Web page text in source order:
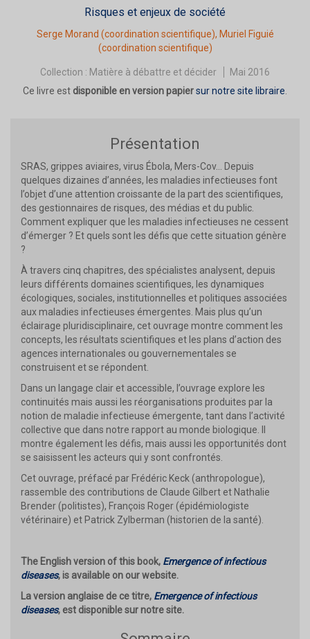
Risques et enjeux de société
Serge Morand (coordination scientifique), Muriel Figuié
(coordination scientifique)
Collection : Matière à débattre et décider
Mai 2016
Ce livre est disponible en version papiersur notre site libraire
Présentation
SRAS, grippes aviaires, virus Ébola, Mers-Cov... Depuis
quelques dizaines d’années, les maladies infectieuses font
l’objet d’une attention croissante de la part des scientifiques,
des gestionnaires de risques, des médias et du public.
Comment expliquer que les maladies infectieuses ne cessent
d’émerger ? Et quels sont les défis que cette situation génère
?
À travers cinq chapitres, des spécialistes analysent, depuis
leurs différents domaines scientifiques, les dynamiques
écologiques, sociales, institutionnelles et politiques associées
aux maladies infectieuses émergentes. Mais plus qu’un
éclairage pluridisciplinaire, cet ouvrage montre comment les
concepts, les résultats scientifiques et les plans d’action des
agences internationales ou gouvernementales se
construisent et se répondent.
Dans un langage clair et accessible, l’ouvrage explore les
continuités mais aussi les réorganisations produites par la
notion de maladie infectieuse émergente, tant dans l’activité
collective que dans notre rapport au monde biologique. Il
montre également les défis, mais aussi les opportunités dont
se saisissent les acteurs qui y sont confrontés.
Cet ouvrage, préfacé par Frédéric Keck (anthropologue),
rassemble des contributions de Claude Gilbert et Nathalie
Brender (politistes), François Roger (épidémiologiste
vétérinaire) et Patrick Zylberman (historien de la santé).
The English version of this book, Emergence of infectious
diseases, is available on our website.
La version anglaise de ce titre, Emergence of infectious
diseases, est disponible sur notre site.